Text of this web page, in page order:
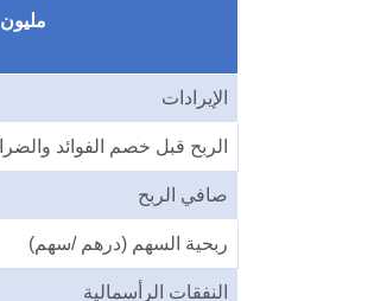
الإيرادات
الربح قبل خصم الفوائد
صافي الربح
ربحية السهم (درهم /سهم)
النفقات الرأسمالية